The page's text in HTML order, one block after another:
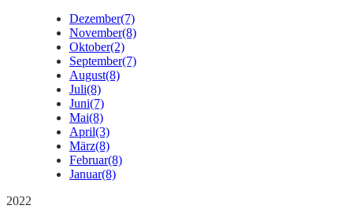
Dezember(7)
November(8)
Oktober(2)
September(7)
August(8)
Juli(8)
Juni(7)
Mai(8)
April(3)
März(8)
Februar(8)
Januar(8)
2022